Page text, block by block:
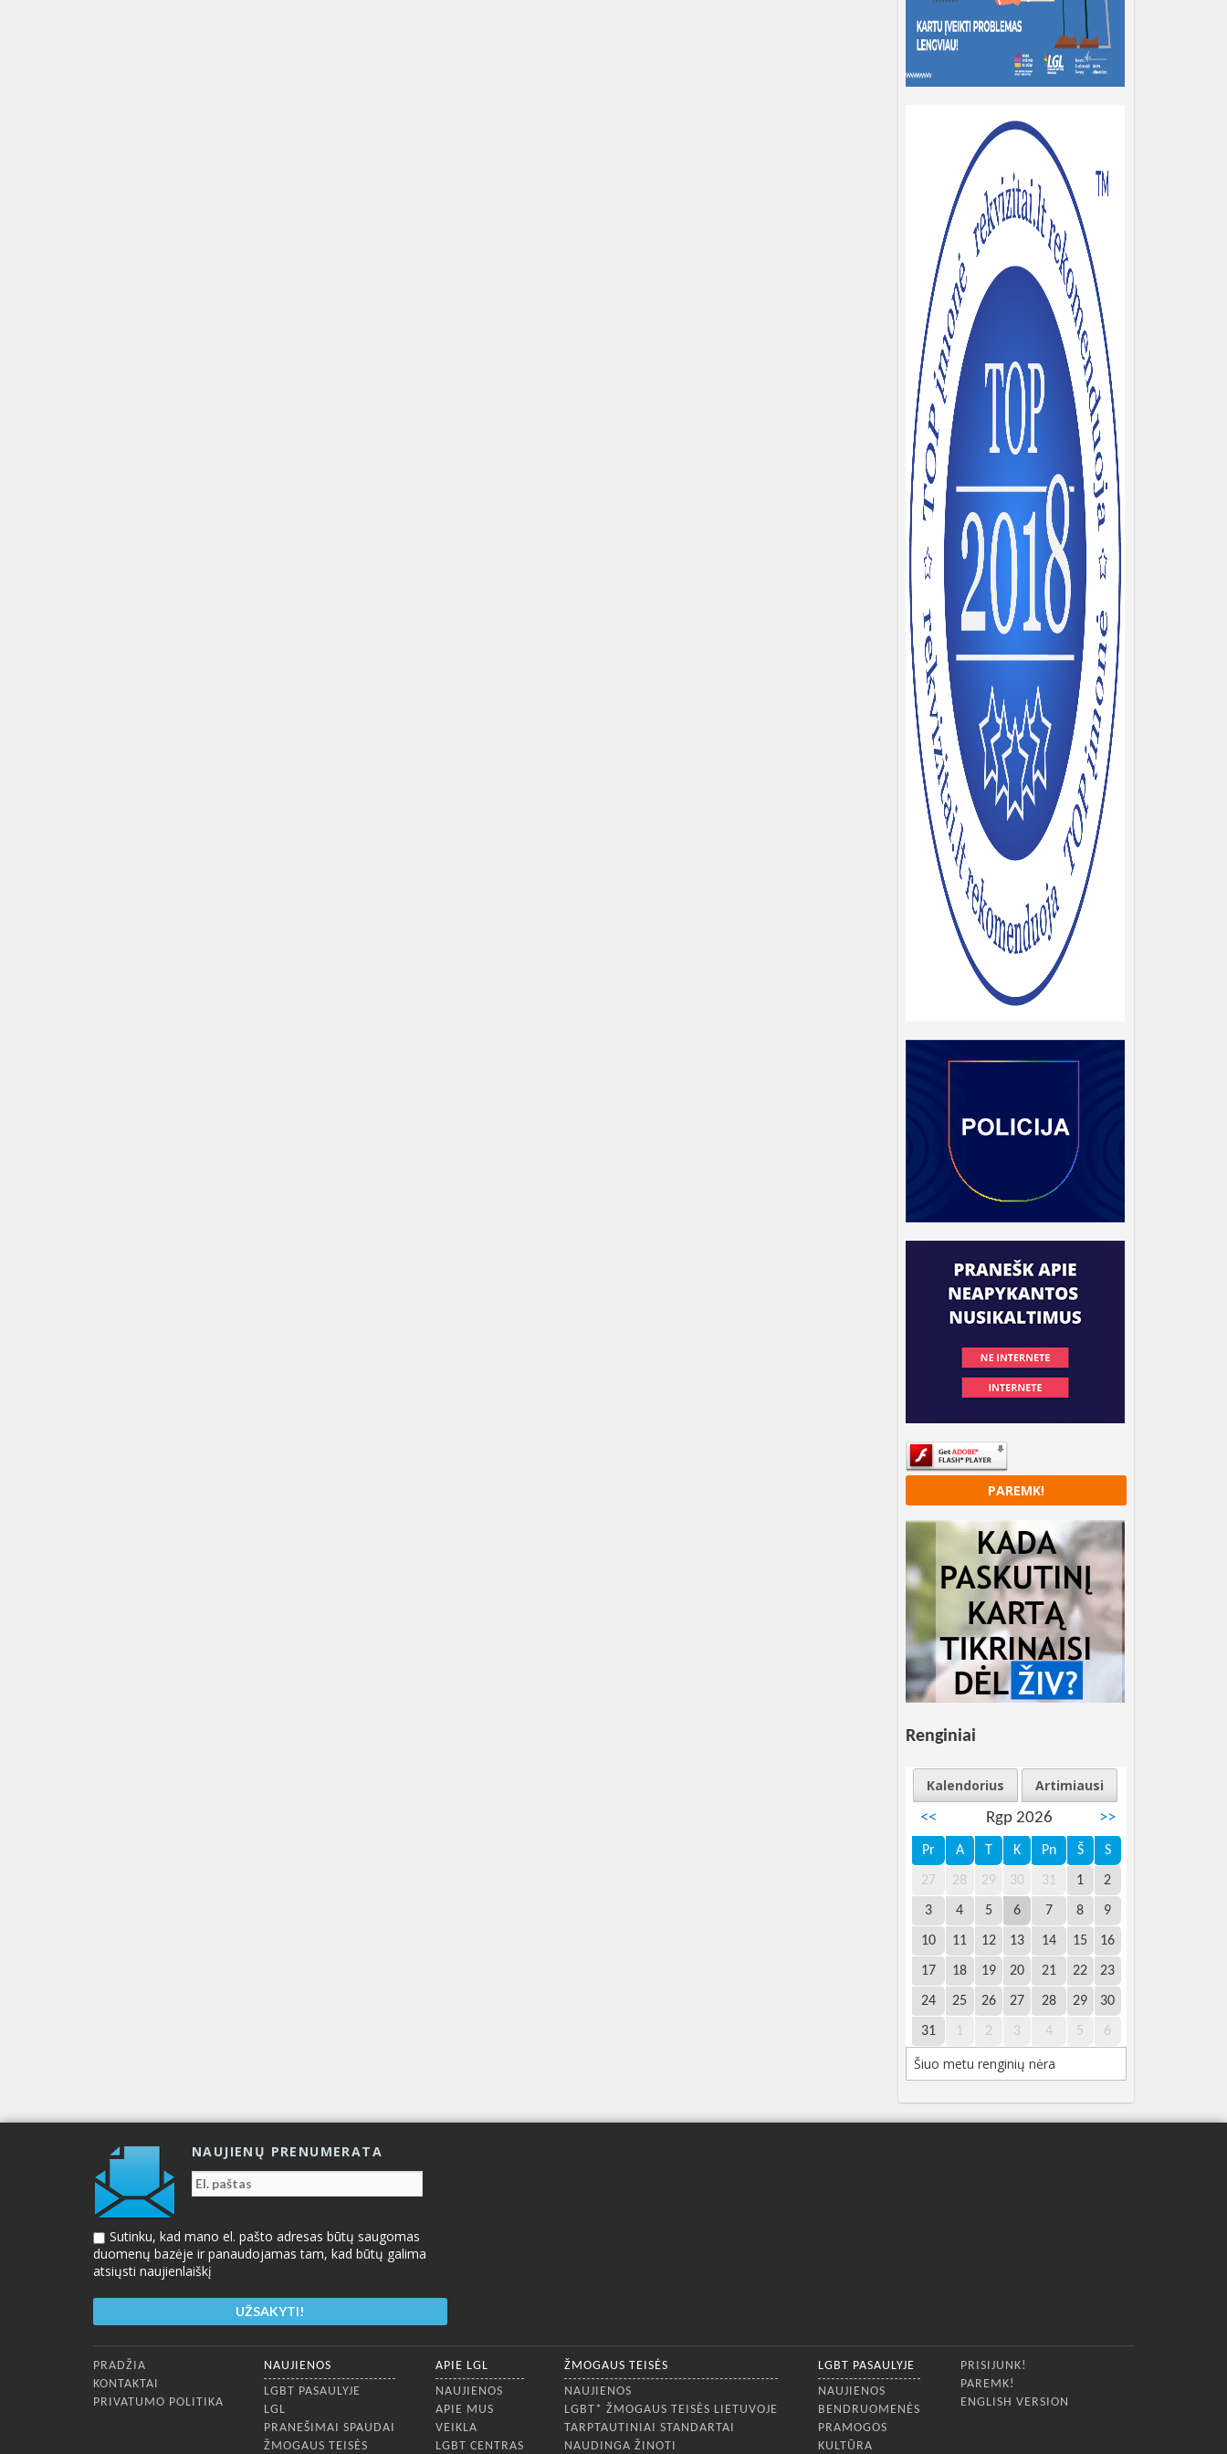
PAREMK!
Renginiai
Kalendorius
Artimiausi
<<
Rgp 2026 >>
Pr A T K Pn Š S
27 28 29 30 31 1 2
3 4 5 6 7 8 9
10 11 12 13 14 15 16
17 18 19 20 21 22 23
24 25 26 27 28 29 30
31 1 2 3 4 5 6
Šiuo metu renginių nėra
NAUJIENŲ PRENUMERATA
Sutinku, kad mano el. pašto adresas būtų saugomas
duomenų bazėje ir panaudojamas tam, kad būtų galima
atsiųsti naujienlaiškį
Apatinis meniu
PRADŽIA
KONTAKTAI
PRIVATUMO POLITIKA
NAUJIENOS
LGBT PASAULYJE
LGL
PRANEŠIMAI SPAUDAI
ŽMOGAUS TEISĖS
APIE LGL
NAUJIENOS
APIE MUS
VEIKLA
LGBT CENTRAS
ŽMOGAUS TEISĖS
NAUJIENOS
LGBT* ŽMOGAUS TEISĖS LIETUVOJE
TARPTAUTINIAI STANDARTAI
NAUDINGA ŽINOTI
LGBT PASAULYJE
NAUJIENOS
BENDRUOMENĖS
PRAMOGOS
KULTŪRA
PRISIJUNK!
PAREMK!
ENGLISH VERSION